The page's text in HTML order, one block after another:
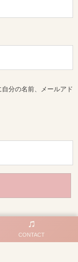
分の名前、メールアド
CONTACT